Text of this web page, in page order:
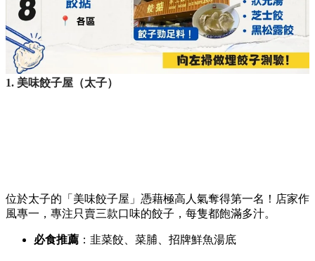
1. 美味餃子屋（太子）
位於太子的「美味餃子屋」憑藉極高人氣奪得第一名！店家作
風專一， 專注只賣三款口味的餃子， 每隻都飽滿多汁。
必食推薦 ：韭菜餃、 菜脯、 招牌鮮魚湯底